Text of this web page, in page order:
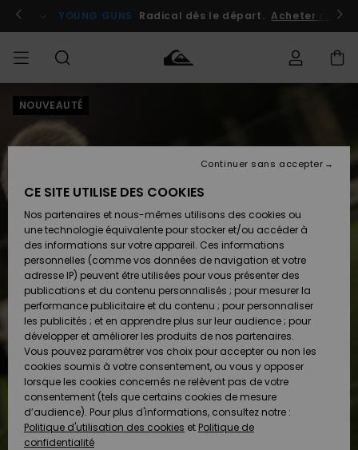
l'information
le
Se connecter / s'inscrire
YOUNG GUNS Radical dès le départ. Acheter
HOMME
Chaussures
& Tongs
Surf
Snow
Nouveautés
Chaussures
& Tongs
Surf
Snow
Nouveautés
FEMME
A
Découvrir
Snow
SURF
Surf
Shop
Enfant
Highlights
Communauté
SNOW
Snow
Shop
Enfant
Snow
Shop
Femme
A
Découvrir
Communauté
OUTLET
Enfant
Outlet
Femme
AIDE &
CONTACT
Retours
Paiement
Carte
Cadeau
Quiksilver
Freedom
Protection
des
MAGASINS
NOUVEAUTÉ
CE SITE UTILISE DES COOKIES
Nos partenaires et nous-mêmes utilisons des cookies ou
une technologie équivalente pour stocker et/ou accéder à
des informations sur votre appareil. Ces informations
personnelles (comme vos données de navigation et votre
adresse IP) peuvent être utilisées pour vous présenter des
publications et du contenu personnalisés ; pour mesurer la
performance publicitaire et du contenu ; pour personnaliser
les publicités ; et en apprendre plus sur leur audience ; pour
développer et améliorer les produits de nos partenaires.
Vous pouvez paramétrer vos choix pour accepter ou non les
cookies soumis à votre consentement, ou vous y opposer
lorsque les cookies concernés ne relèvent pas de votre
consentement (tels que certains cookies de mesure
d’audience). Pour plus d'informations, consultez notre :
Politique d'utilisation des cookies et Politique de
confidentialité
Continuer sans accepter